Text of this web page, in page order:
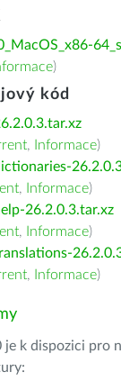
)
kód
, Informace)
, Informace)
26.2.0.3.tar.xz
, Informace)
, Informace)
je k dispozici pro